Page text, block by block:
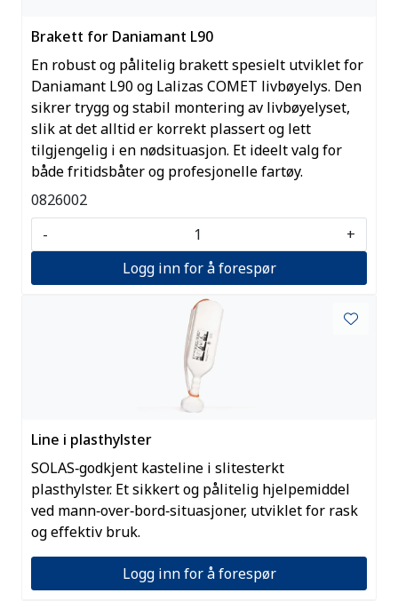
Brakett for Daniamant L90
En robust og pålitelig brakett spesielt utviklet for
Daniamant L90 og Lalizas COMET livbøyelys. Den
sikrer trygg og stabil montering av livbøyelyset,
slik at det alltid er korrekt plassert og lett
tilgjengelig i en nødsituasjon. Et ideelt valg for
både fritidsbåter og profesjonelle fartøy.
0826002
-
+
Logg inn for å forespør
Line i plasthylster
SOLAS‑godkjent kasteline i slitesterkt
plasthylster. Et sikkert og pålitelig hjelpemiddel
ved mann‑over‑bord‑situasjoner, utviklet for rask
og effektiv bruk.
Logg inn for å forespør